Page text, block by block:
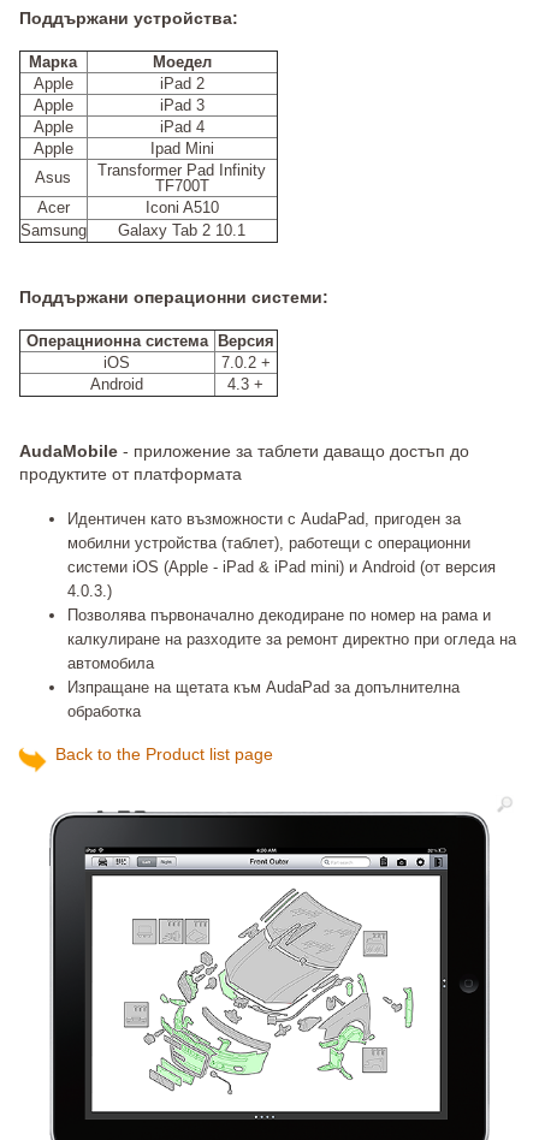
Поддържани устройства:
Марка
Моедел
Apple
iPad 2
Apple
iPad 3
Apple
iPad 4
Apple
Ipad Mini
Asus
Transformer Pad Infinity
TF700T
Acer
Iconi A510
Samsung
Galaxy Tab 2 10.1
Поддържани операционни системи:
Операцнионна система
Версия
iOS
7.0.2 +
Android
4.3 +
AudaMobile- приложение за таблети даващо достъп до
продуктите от платформата
Идентичен като възможности с AudaPad, пригоден за
мобилни устройства (таблет), работещи с операционни
системи iOS (Apple - iPad & iPad mini) и Android (от версия
4.0.3.)
Позволява първоначално декодиране по номер на рама и
калкулиране на разходите за ремонт директно при огледа на
автомобила
Изпращане на щетата към AudaPad за допълнителна
обработка
Back to the Product list page